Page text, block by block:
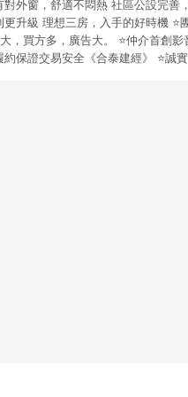
外窗，舒適不悶熱 社區公設完善
升級 理想三房，入手的好時機 ⭐
，買方多，廣告大。 ⭐️仲介首創
保證交易安全《合泰建經》 ⭐️誠